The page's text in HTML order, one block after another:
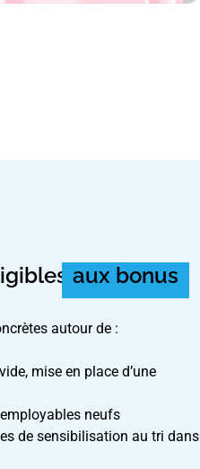
aux bonus
autour de :
mise en place d’une
neufs
de sensibilisation au tri dans